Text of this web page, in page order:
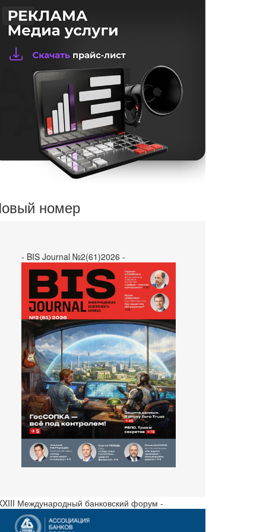
номер
- BIS Journal №2(61)2026 -
Международный банковский форум -